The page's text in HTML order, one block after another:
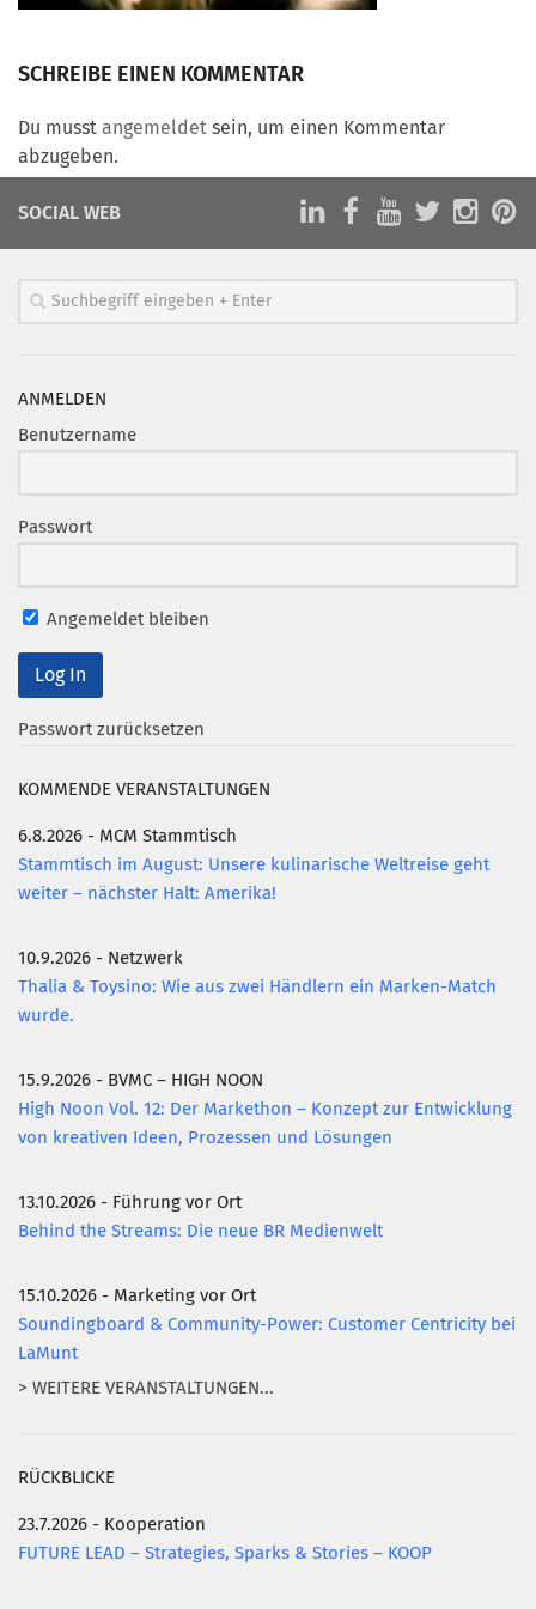
Marketing Pioniere
MarketingFrauen
Münchner Marketingpreis
Mentoring
Partnerschaften
MARKETING PIONIERE
Clubmagazin
MCM Club TV
MITGLIEDSCHAFT
PODCAST
AKTUELLES
SCHREIBE EINEN KOMMENTAR
Du musst angemeldet sein, um einen Kommentar
abzugeben.
SOCIAL WEB
ANMELDEN
Benutzername
Passwort
Angemeldet bleiben
Passwort zurücksetzen
KOMMENDE VERANSTALTUNGEN
6.8.2026 - MCM Stammtisch
Stammtisch im August: Unsere kulinarische Weltreise geht
weiter – nächster Halt: Amerika!
10.9.2026 - Netzwerk
Thalia & Toysino: Wie aus zwei Händlern ein Marken-Match
wurde.
15.9.2026 - BVMC – HIGH NOON
High Noon Vol. 12: Der Markethon – Konzept zur Entwicklung
von kreativen Ideen, Prozessen und Lösungen
13.10.2026 - Führung vor Ort
Behind the Streams: Die neue BR Medienwelt
15.10.2026 - Marketing vor Ort
Soundingboard & Community-Power: Customer Centricity bei
LaMunt
> WEITERE VERANSTALTUNGEN...
RÜCKBLICKE
23.7.2026 - Kooperation
FUTURE LEAD – Strategies, Sparks & Stories – KOOP